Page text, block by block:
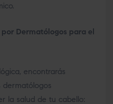
Dermatólogos para el
encontrarás
dermatólogos
la salud de tu cabello: